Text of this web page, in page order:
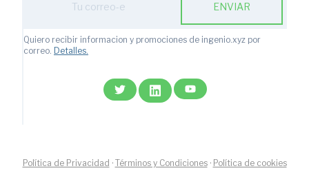
ENVIAR
Quiero recibir informacion y promociones de ingenio.xyz por
correo. Detalles.
Política de Privacidad · Términos y Condiciones· Política de cookies